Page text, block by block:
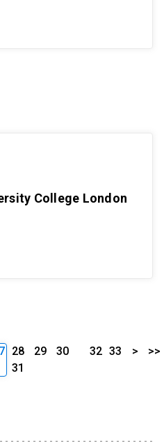
College London
28 29
30
31
32 33 > >>